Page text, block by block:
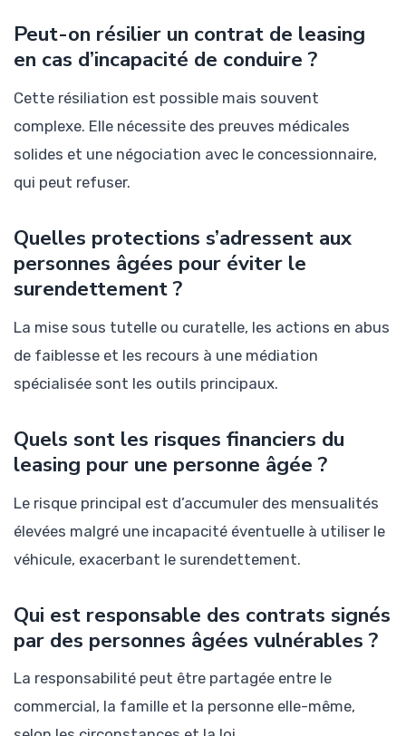
Peut-on résilier un contrat de leasing
en cas d’incapacité de conduire ?
Cette résiliation est possible mais souvent
complexe. Elle nécessite des preuves médicales
solides et une négociation avec le concessionnaire,
qui peut refuser.
Quelles protections s’adressent aux
personnes âgées pour éviter le
surendettement ?
La mise sous tutelle ou curatelle, les actions en abus
de faiblesse et les recours à une médiation
spécialisée sont les outils principaux.
Quels sont les risques financiers du
leasing pour une personne âgée ?
Le risque principal est d’accumuler des mensualités
élevées malgré une incapacité éventuelle à utiliser le
véhicule, exacerbant le surendettement.
Qui est responsable des contrats signés
par des personnes âgées vulnérables ?
La responsabilité peut être partagée entre le
commercial, la famille et la personne elle-même,